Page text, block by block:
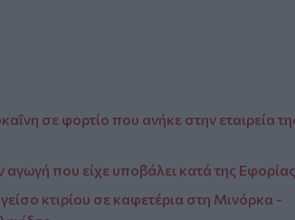
σε φορτίο που ανήκε στην εταιρεία
που είχε υποβάλει κατά της Εφορίας
κτιρίου σε καφετέρια στη Μινόρκα -